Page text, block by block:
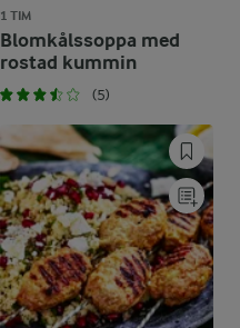
1 TIM
Blomkålssoppa med
rostad kummin
(5)